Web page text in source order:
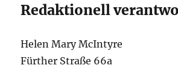
Redaktionell
Helen Mary McIntyre
Fürther Straße 66a